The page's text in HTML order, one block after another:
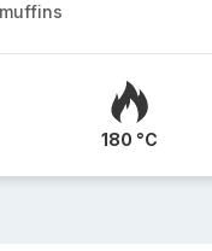
180 °C